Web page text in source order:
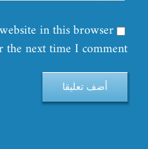
in this browser
the next time I comment.